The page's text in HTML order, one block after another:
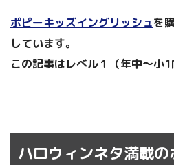
ポピーキッズイングリッシュを
しています。
この記事はレべル１（年中～小1
ハロウィンネタ満載